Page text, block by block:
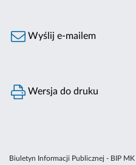
Wyślij e-mailem
Wersja do druku
Biuletyn Informacji Publicznej - BIP